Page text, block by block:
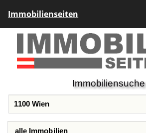
Immobilienseiten
Immobiliensuche